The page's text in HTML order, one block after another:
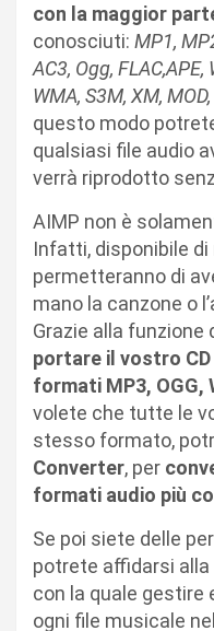
con la maggior
conosciuti: MP1,
AC3, Ogg, FLAC,APE,
WMA, S3M, XM,
questo modo
qualsiasi file audio
verrà riprodotto
AIMP non è
Infatti, disponibile
permetteranno di
mano la canzone o
Grazie alla funzione
portare il vostro
formati MP3, OGG,
volete che tutte le
stesso formato,
Converter, per
formati audio più
Se poi siete delle
potrete affidarsi alla
con la quale gestire
ogni file musicale